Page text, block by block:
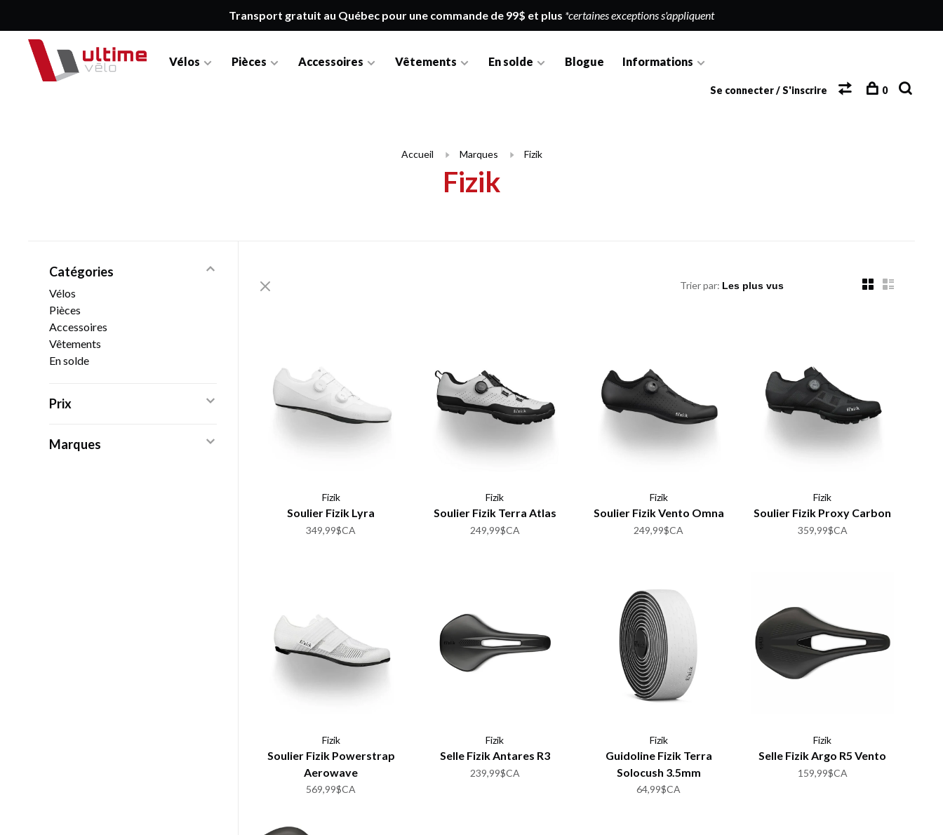
Transport gratuit au Québec pour une commande de 99$ et plus *certaines exceptions s'appliquent
Vélos Pièces Accessoires Vêtements En solde Blogue Informations
Se connecter / S'inscrire 0
Accueil Marques Fizik
Fizik
Catégories
Vélos
Pièces
Accessoires
Vêtements
En solde
Prix
Marques
Trier par:
Fizik
Soulier Fizik Lyra
349,99$CA
Fizik
Soulier Fizik Terra Atlas
249,99$CA
Fizik
Soulier Fizik Vento Omna
249,99$CA
Fizik
Soulier Fizik Proxy Carbon
359,99$CA
Fizik
Soulier Fizik Powerstrap
Aerowave
569,99$CA
Fizik
Selle Fizik Antares R3
239,99$CA
Fizik
Guidoline Fizik Terra
Solocush 3.5mm
64,99$CA
Fizik
Selle Fizik Argo R5 Vento
159,99$CA